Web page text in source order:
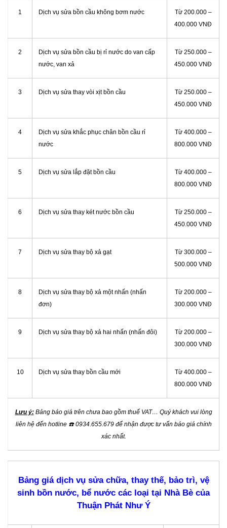
1 Dịch vụ sửa bồn cầu không bơm nước
Từ 200.000 –
400.000 VNĐ
2
Dịch vụ sửa bồn cầu bị rỉ nước do van cấp
nước, van xả
Từ 250.000 –
450.000 VNĐ
3 Dịch vụ sửa thay vòi xịt bồn cầu
Từ 250.000 –
450.000 VNĐ
4
Dịch vụ sửa khắc phục chân bồn cầu rỉ
nước
Từ 400.000 –
800.000 VNĐ
5 Dịch vụ sửa lắp đặt bồn cầu
Từ 400.000 –
800.000 VNĐ
6 Dịch vụ sửa thay két nước bồn cầu
Từ 250.000 –
450.000 VNĐ
7 Dịch vụ sửa thay bộ xả gạt
Từ 300.000 –
500.000 VNĐ
8
Dịch vụ sửa thay bộ xả một nhấn (nhấn
đơn)
Từ 200.000 –
300.000 VNĐ
9 Dịch vụ sửa thay bộ xả hai nhấn (nhấn đôi)
Từ 200.000 –
300.000 VNĐ
10 Dịch vụ sửa thay bồn cầu mới
Từ 400.000 –
800.000 VNĐ
Lưu ý:Bảng báo giá trên chưa bao gồm thuế VAT… Quý khách vui lòng
liên hệ đến hotline ☎️0934.655.679 để nhận được tư vấn báo giá chính
xác nhất.
Bảng giá dịch vụ sửa chữa, thay thế, bảo trì, vệ
sinh bồn nước, bể nước các loại tại Nhà Bè của
Thuận Phát Như Ý